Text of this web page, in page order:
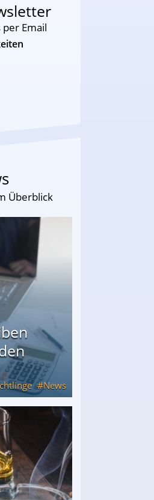
Email
Überblick
News